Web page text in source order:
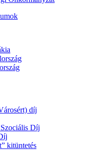
díj
Díj
kitüntetés